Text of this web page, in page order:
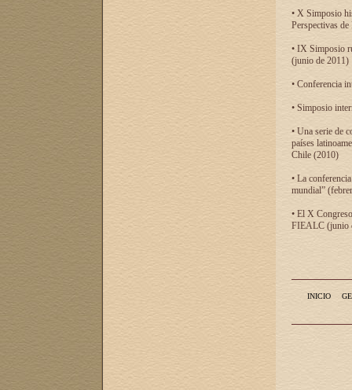
• X Simposio
Perspectivas
• IX Simposio
(junio de 2011)
• Conferencia
• Simposio
• Una serie de
países
Chile (2010)
• La
mundial”
• El X
FIEALC (junio
INICIO